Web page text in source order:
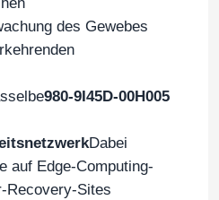
des Gewebes
980-9I45D-00H005
Dabei
auf Edge-Computing-
Recovery-Sites